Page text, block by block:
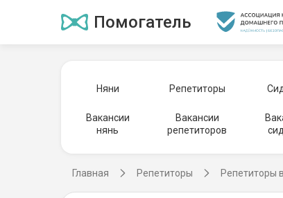
Помогатель
Няни Репетиторы
Вакансии
нянь
Вакансии
репетиторов
Главная Репетиторы Репетиторы